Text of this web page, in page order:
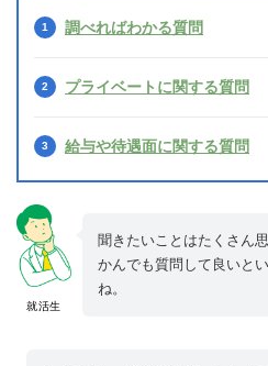
調べればわかる質問
プライベートに関する質問
給与や待遇面に関する質問
就活生
聞きたいことはたくさん
かんでも質問して良いと
ね。